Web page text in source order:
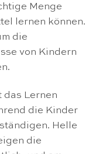
Menge
lernen können.
die
von Kindern
das Lernen
die Kinder
Helle
die